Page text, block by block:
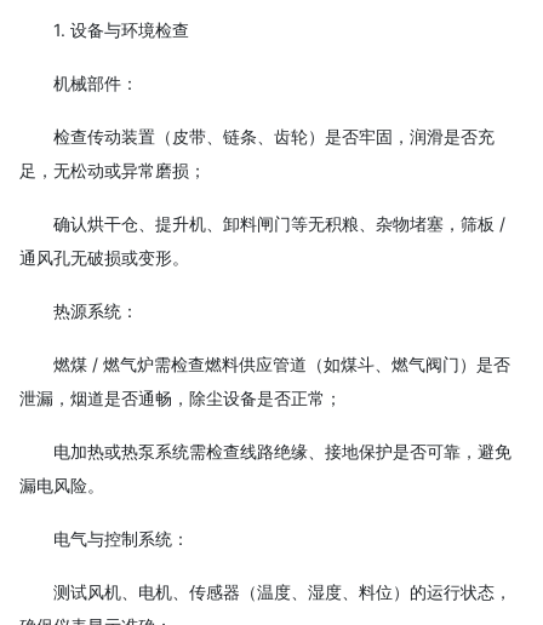
1. 设备与环境检查
机械部件：
检查传动装置（皮带、链条、齿轮）是否牢固，润滑是否充
足，无松动或异常磨损；
确认烘干仓、提升机、卸料闸门等无积粮、杂物堵塞，筛板 /
通风孔无破损或变形。
热源系统：
燃煤 / 燃气炉需检查燃料供应管道（如煤斗、燃气阀门）是否
泄漏，烟道是否通畅，除尘设备是否正常；
电加热或热泵系统需检查线路绝缘、接地保护是否可靠，避免
漏电风险。
电气与控制系统：
测试风机、电机、传感器（温度、湿度、料位）的运行状态，